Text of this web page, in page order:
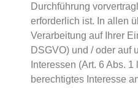
Durchführung
erforderlich ist. In allen
Verarbeitung auf Ihrer
DSGVO) und / oder auf
Interessen (Art. 6 Abs.
berechtigtes Interesse